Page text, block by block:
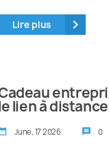
Lire plus keyboard_arrow_right
lien à distance
June, 17 2026 message 0